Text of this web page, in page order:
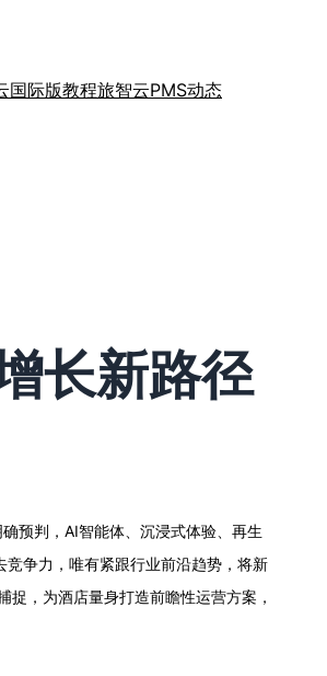
国际版教程旅智云PMS动态
长新路径
预判，AI智能体、沉浸式体验、再生
争力，唯有紧跟行业前沿趋势，将新
，为酒店量身打造前瞻性运营方案，